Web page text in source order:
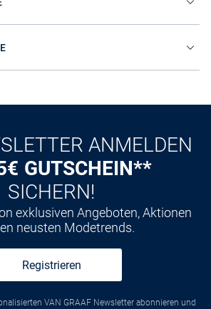
ANMELDEN
GUTSCHEIN**
SICHERN!
exklusiven Angeboten, Aktionen
neusten Modetrends.
Registrieren
VAN GRAAF Newsletter abonnieren und